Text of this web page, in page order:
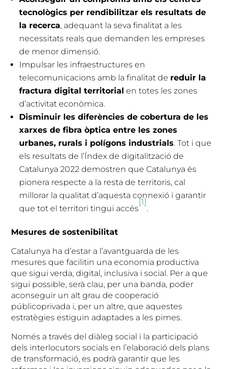
tecnològics per rendibilitzar els resultats de
la recerca, adequant la seva finalitat a les
necessitats reals que demanden les empreses
de menor dimensió.
Impulsar les infraestructures en
telecomunicacions amb la finalitat de reduir la
fractura digital territorial en totes les zones
d’activitat econòmica.
Disminuir les diferències de cobertura de les
xarxes de fibra òptica entre les zones
urbanes, rurals i polígons industrials. Tot i que
els resultats de l’Índex de digitalització de
Catalunya 2022 demostren que Catalunya és
pionera respecte a la resta de territoris, cal
millorar la qualitat d’aquesta connexió i garantir
que tot el territori tingui accés
[1]
.
Mesures de sostenibilitat
Catalunya ha d’estar a l’avantguarda de les
mesures que facilitin una economia productiva
que sigui verda, digital, inclusiva i social. Per a que
sigui possible, serà clau, per una banda, poder
aconseguir un alt grau de cooperació
públicoprivada i, per un altre, que aquestes
estratègies estiguin adaptades a les pimes.
Només a través del diàleg social i la participació
dels interlocutors socials en l’elaboració dels plans
de transformació, es podrà garantir que les